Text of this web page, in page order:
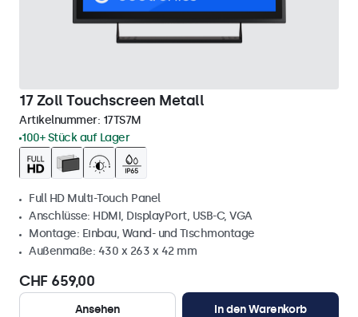
17 Zoll Touchscreen Metall
Artikelnummer: 17TS7M
100+ Stück auf Lager
Full HD Multi-Touch Panel
Anschlüsse: HDMI, DisplayPort, USB-C, VGA
Montage: Einbau, Wand- und Tischmontage
Außenmaße: 430 x 263 x 42 mm
CHF 659,00
Ansehen In den Warenkorb